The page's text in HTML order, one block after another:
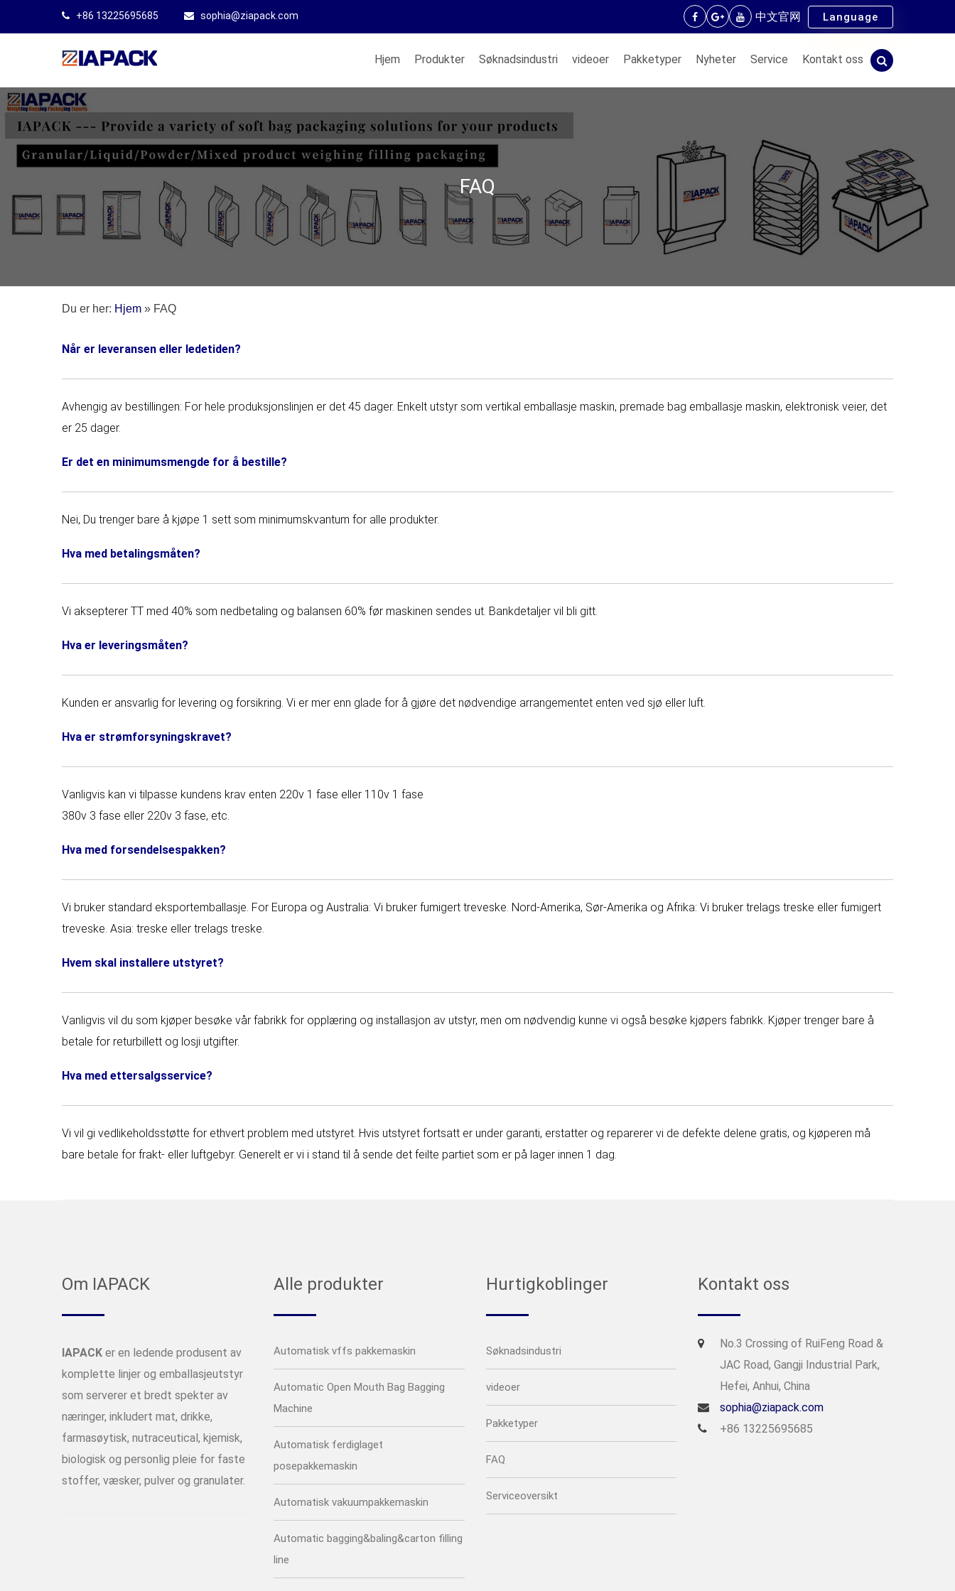
+86 13225695685 sophia@ziapack.com 中文官网 Language
Hjem Produkter Søknadsindustri videoer Pakketyper Nyheter Service Kontakt oss
FAQ
Du er her: Hjem » FAQ
Når er leveransen eller ledetiden?
Avhengig av bestillingen: For hele produksjonslinjen er det 45 dager. Enkelt utstyr som vertikal emballasje maskin, premade bag emballasje maskin, elektronisk veier, det
er 25 dager.
Er det en minimumsmengde for å bestille?
Nei, Du trenger bare å kjøpe 1 sett som minimumskvantum for alle produkter.
Hva med betalingsmåten?
Vi aksepterer TT med 40% som nedbetaling og balansen 60% før maskinen sendes ut. Bankdetaljer vil bli gitt.
Hva er leveringsmåten?
Kunden er ansvarlig for levering og forsikring. Vi er mer enn glade for å gjøre det nødvendige arrangementet enten ved sjø eller luft.
Hva er strømforsyningskravet?
Vanligvis kan vi tilpasse kundens krav enten 220v 1 fase eller 110v 1 fase
380v 3 fase eller 220v 3 fase, etc.
Hva med forsendelsespakken?
Vi bruker standard eksportemballasje. For Europa og Australia: Vi bruker fumigert treveske. Nord-Amerika, Sør-Amerika og Afrika: Vi bruker trelags treske eller fumigert
treveske. Asia: treske eller trelags treske.
Hvem skal installere utstyret?
Vanligvis vil du som kjøper besøke vår fabrikk for opplæring og installasjon av utstyr, men om nødvendig kunne vi også besøke kjøpers fabrikk. Kjøper trenger bare å
betale for returbillett og losji utgifter.
Hva med ettersalgsservice?
Vi vil gi vedlikeholdsstøtte for ethvert problem med utstyret. Hvis utstyret fortsatt er under garanti, erstatter og reparerer vi de defekte delene gratis, og kjøperen må
bare betale for frakt- eller luftgebyr. Generelt er vi i stand til å sende det feilte partiet som er på lager innen 1 dag.
Om IAPACK
IAPACK er en ledende produsent av
komplette linjer og emballasjeutstyr
som serverer et bredt spekter av
næringer, inkludert mat, drikke,
farmasøytisk, nutraceutical, kjemisk,
biologisk og personlig pleie for faste
stoffer, væsker, pulver og granulater.
Alle produkter
Automatisk vffs pakkemaskin
Automatic Open Mouth Bag Bagging
Machine
Automatisk ferdiglaget
posepakkemaskin
Automatisk vakuumpakkemaskin
Automatic bagging&baling&carton filling
line
Hurtigkoblinger
Søknadsindustri
videoer
Pakketyper
FAQ
Serviceoversikt
Kontakt oss
No.3 Crossing of RuiFeng Road &
JAC Road, Gangji Industrial Park,
Hefei, Anhui, China
sophia@ziapack.com
+86 13225695685